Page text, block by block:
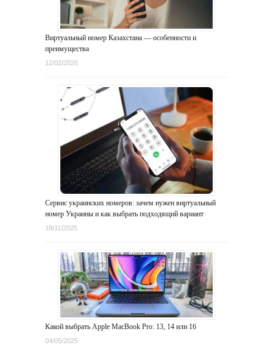
Виртуальный номер Казахстана — особенности и
преимущества
12/02/2026
Сервис украинских номеров: зачем нужен виртуальный
номер Украины и как выбрать подходящий вариант
18/11/2025
Какой выбрать Apple MacBook Pro: 13, 14 или 16
04/05/2025